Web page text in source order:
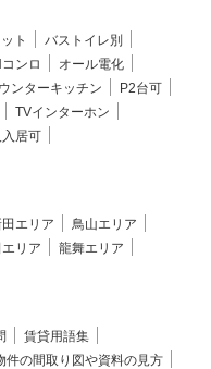
ト
バストイレ別
コンロ
オール電化
ンターキッチン
P2台可
TVインターホン
入居可
田エリア
鳥山エリア
リア
龍舞エリア
賃貸用語集
件の間取り図や資料の見方